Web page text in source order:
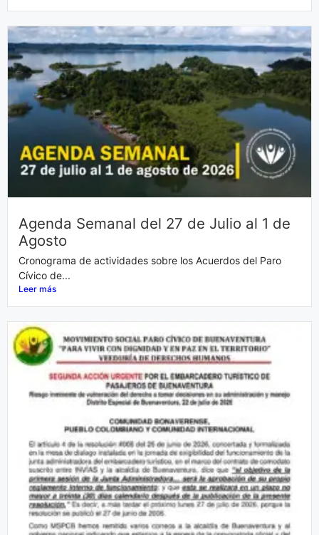
Agenda Semanal del 27 de Julio al 1 de
Agosto
Cronograma de actividades sobre los Acuerdos del Paro
Cívico de...
Leer más